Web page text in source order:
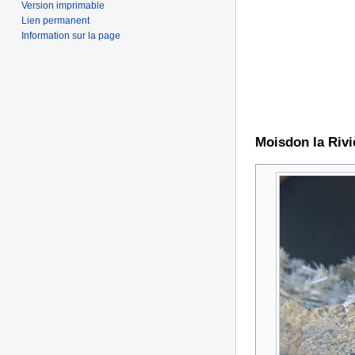
Moisdon la
Version imprimable
Lien permanent
Information sur la page